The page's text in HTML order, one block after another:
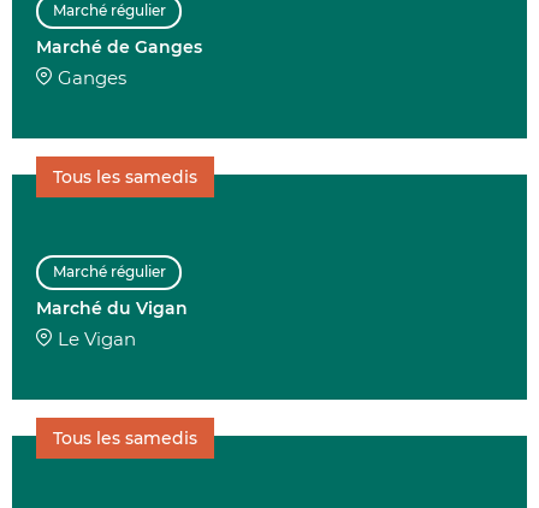
Marché régulier
Marché de Ganges
Ganges
Marché régulier
Marché du Vigan
Le Vigan
Tous les samedis
Tous les samedis